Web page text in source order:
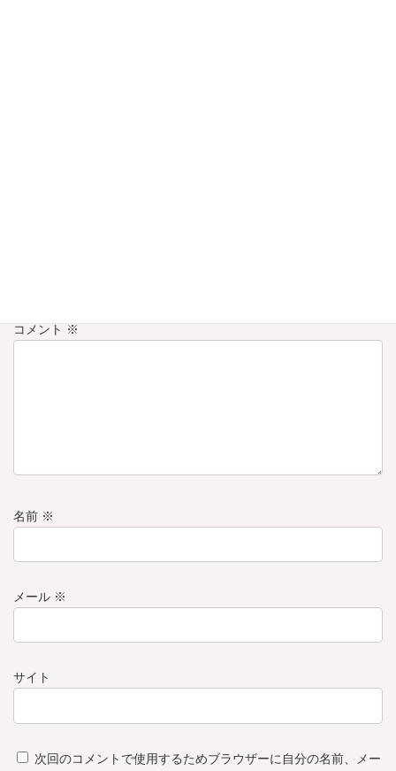
コメント ※
名前 ※
メール ※
サイト
次回のコメントで使用するためブラウザーに自分の名前、メー